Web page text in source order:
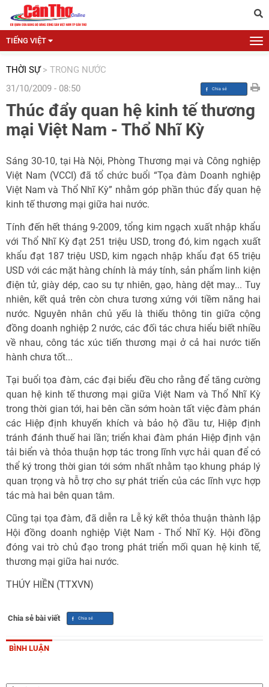
TIẾNG VIỆT
THỜI SỰ > TRONG NƯỚC
31/10/2009 - 08:50
Thúc đẩy quan hệ kinh tế thương
mại Việt Nam - Thổ Nhĩ Kỳ
Sáng 30-10, tại Hà Nội, Phòng Thương mại và Công nghiệp
Việt Nam (VCCI) đã tổ chức buổi “Tọa đàm Doanh nghiệp
Việt Nam và Thổ Nhĩ Kỳ” nhằm góp phần thúc đẩy quan hệ
kinh tế thương mại giữa hai nước.
Tính đến hết tháng 9-2009, tổng kim ngạch xuất nhập khẩu
với Thổ Nhĩ Kỳ đạt 251 triệu USD, trong đó, kim ngạch xuất
khẩu đạt 187 triệu USD, kim ngạch nhập khẩu đạt 65 triệu
USD với các mặt hàng chính là máy tính, sản phẩm linh kiện
điện tử, giày dép, cao su tự nhiên, gạo, hàng dệt may... Tuy
nhiên, kết quả trên còn chưa tương xứng với tiềm năng hai
nước. Nguyên nhân chủ yếu là thiếu thông tin giữa cộng
đồng doanh nghiệp 2 nước, các đối tác chưa hiểu biết nhiều
về nhau, công tác xúc tiến thương mại ở cả hai nước tiến
hành chưa tốt...
Tại buổi tọa đàm, các đại biểu đều cho rằng để tăng cường
quan hệ kinh tế thương mại giữa Việt Nam và Thổ Nhĩ Kỳ
trong thời gian tới, hai bên cần sớm hoàn tất việc đàm phán
các Hiệp định khuyến khích và bảo hộ đầu tư, Hiệp định
tránh đánh thuế hai lần; triển khai đàm phán Hiệp định vận
tải biển và thỏa thuận hợp tác trong lĩnh vực hải quan để có
thể ký trong thời gian tới sớm nhất nhằm tạo khung pháp lý
quan trọng và hỗ trợ cho sự phát triển của các lĩnh vực hợp
tác mà hai bên quan tâm.
Cũng tại tọa đàm, đã diễn ra Lễ ký kết thỏa thuận thành lập
Hội đồng doanh nghiệp Việt Nam - Thổ Nhĩ Kỳ. Hội đồng
đóng vai trò chủ đạo trong phát triển mối quan hệ kinh tế,
thương mại giữa hai nước.
THÚY HIỀN (TTXVN)
Chia sẻ bài viết
BÌNH LUẬN